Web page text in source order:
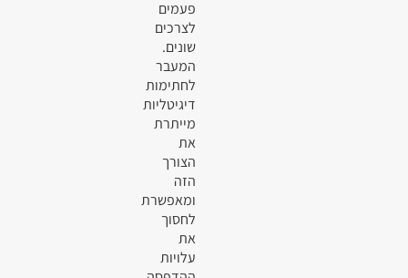
פעמים
לצרכים
שונים.
המעבר
לחתימות
דיגיטליות
מייתרת
את
הצורך
הזה
ומאפשרת
לחסוך
את
עלויות